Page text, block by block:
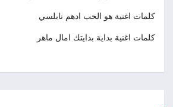
كلمات اغنية هو الحب ادهم نابلسي
كلمات اغنية بداية بدايتك امال ماهر